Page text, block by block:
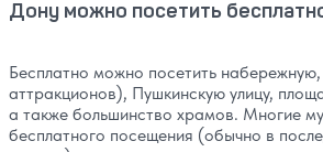
Дону можно посетить
Бесплатно можно посетить
аттракционов), Пушкинскую улицу,
а также большинство храмов. Многие
бесплатного посещения (обычно в